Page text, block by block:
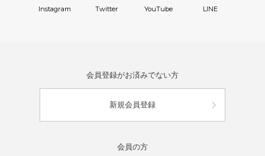
Instagram Twitter YouTube LINE
会員登録がお済みでない方
新規会員登録
会員の方